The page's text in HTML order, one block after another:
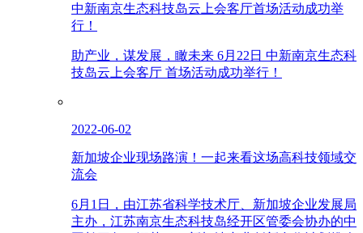
中新南京生态科技岛云上会客厅首场活动成功举
行！
助产业，谋发展，瞰未来 6月22日 中新南京生态科
技岛云上会客厅 首场活动成功举行！
2022-06-02
新加坡企业现场路演！一起来看这场高科技领域交
流会
6月1日，由江苏省科学技术厅、新加坡企业发展局
主办，江苏南京生态科技岛经开区管委会协办的中